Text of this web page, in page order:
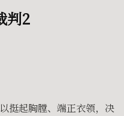
判2
挺起胸膛、端正衣领，决